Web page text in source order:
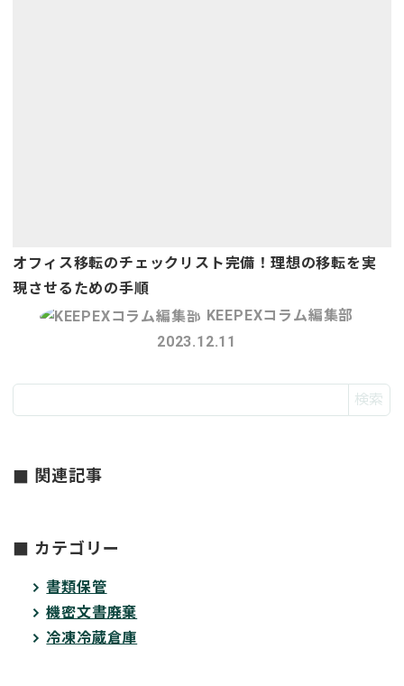
オフィス移転のチェックリスト完備！理想の移転を実
現させるための手順
KEEPEXコラム編集部
2023.12.11
検索
関連記事
カテゴリー
書類保管
機密文書廃棄
冷凍冷蔵倉庫